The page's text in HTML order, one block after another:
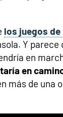
los juegos de
Y parece
en
en
más de una